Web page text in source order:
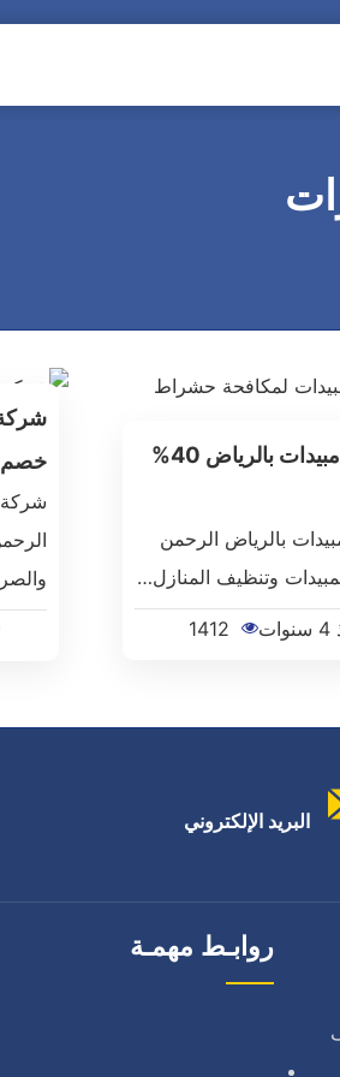
شركة رش مبيدات بالرياض 40%
بالرياض الرحمن
وتنظيف المنازل…
1412
البريد الإلكتروني
روابـط مهمـة